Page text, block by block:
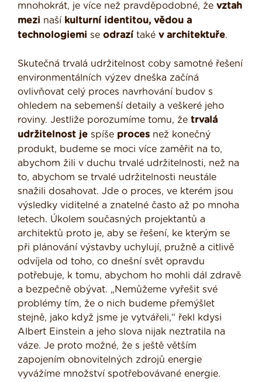
mnohokrát, je více než pravděpodobné, že vztah
mezi naší kulturní identitou, vědou a
technologiemi se odrazí také v architektuře.
Skutečná trvalá udržitelnost coby samotné řešení
environmentálních výzev dneška začíná
ovlivňovat celý proces navrhování budov s
ohledem na sebemenší detaily a veškeré jeho
roviny. Jestliže porozumíme tomu, že trvalá
udržitelnost je spíše proces než konečný
produkt, budeme se moci více zaměřit na to,
abychom žili v duchu trvalé udržitelnosti, než na
to, abychom se trvalé udržitelnosti neustále
snažili dosahovat. Jde o proces, ve kterém jsou
výsledky viditelné a znatelné často až po mnoha
letech. Úkolem současných projektantů a
architektů proto je, aby se řešení, ke kterým se
při plánování výstavby uchylují, pružně a citlivě
odvíjela od toho, co dnešní svět opravdu
potřebuje, k tomu, abychom ho mohli dál zdravě
a bezpečně obývat. „Nemůžeme vyřešit své
problémy tím, že o nich budeme přemýšlet
stejně, jako když jsme je vytvářeli,“ řekl kdysi
Albert Einstein a jeho slova nijak neztratila na
váze. Je proto možné, že s ještě větším
zapojením obnovitelných zdrojů energie
vyvážíme množství spotřebovávané energie.